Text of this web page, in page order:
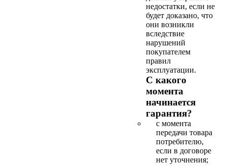
недостатки, если не
будет доказано, что
они возникли
вследствие
нарушений
покупателем
правил
эксплуатации.
С какого
момента
начинается
гарантия?
с момента
передачи товара
потребителю,
если в договоре
нет уточнения;